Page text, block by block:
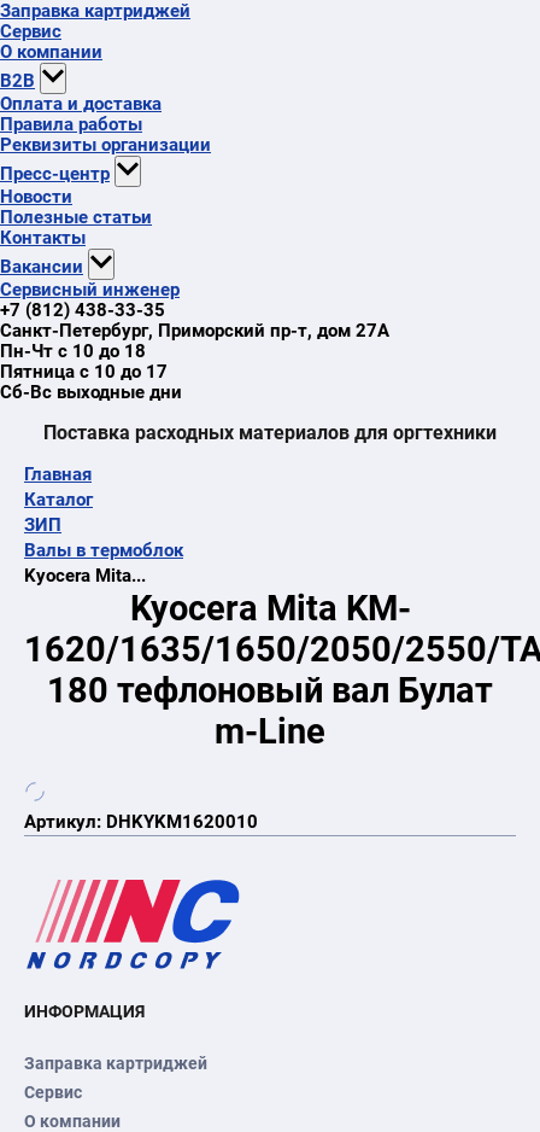
Заправка картриджей
Сервис
О компании
B2B
Оплата и доставка
Правила работы
Реквизиты организации
Пресс-центр
Новости
Полезные статьи
Контакты
Вакансии
Сервисный инженер
+7 (812) 438-33-35
Санкт-Петербург, Приморский пр-т, дом 27А
Пн-Чт с 10 до 18
Пятница с 10 до 17
Сб-Вс выходные дни
Поставка расходных материалов для оргтехники
Главная
Каталог
ЗИП
Валы в термоблок
Kyocera Mita...
Kyocera Mita KM-
1620/1635/1650/2050/2550/
180 тефлоновый вал Булат
m-Line
Артикул: DHKYKM1620010
ИНФОРМАЦИЯ
Заправка картриджей
Сервис
О компании